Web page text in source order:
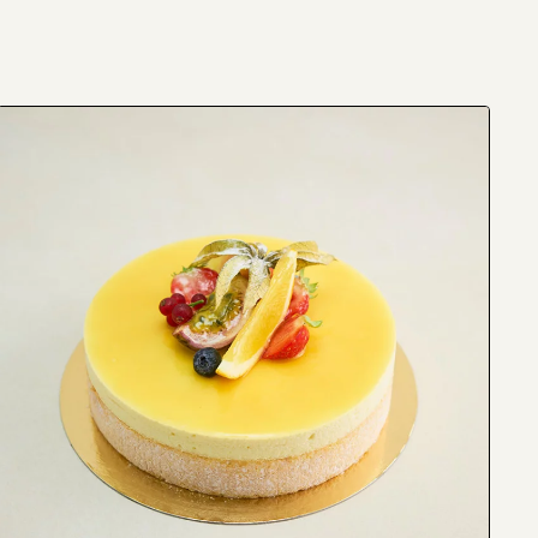
salt, water, gluten-free flour blend (rice flour,